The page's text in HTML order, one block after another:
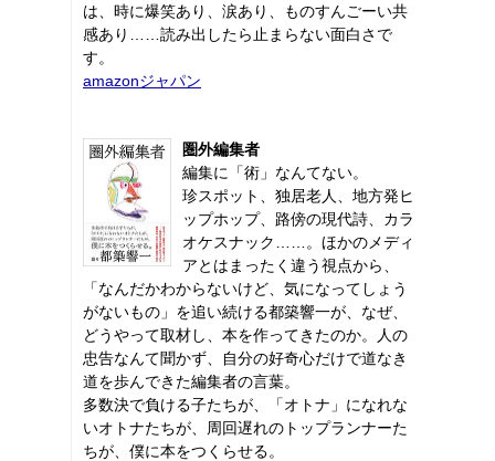
は、時に爆笑あり、涙あり、ものすんごーい共
感あり……読み出したら止まらない面白さで
す。
amazonジャパン
圏外編集者
編集に「術」なんてない。
珍スポット、独居老人、地方発ヒ
ップホップ、路傍の現代詩、カラ
オケスナック……。ほかのメディ
アとはまったく違う視点から、
「なんだかわからないけど、気になってしょう
がないもの」を追い続ける都築響一が、なぜ、
どうやって取材し、本を作ってきたのか。人の
忠告なんて聞かず、自分の好奇心だけで道なき
道を歩んできた編集者の言葉。
多数決で負ける子たちが、「オトナ」になれな
いオトナたちが、周回遅れのトップランナーた
ちが、僕に本をつくらせる。